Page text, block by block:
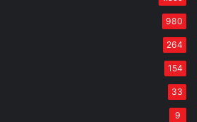
980
264
154
33
9